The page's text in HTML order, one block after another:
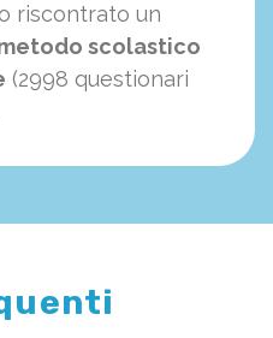
riscontrato un
scolastico
(2998 questionari